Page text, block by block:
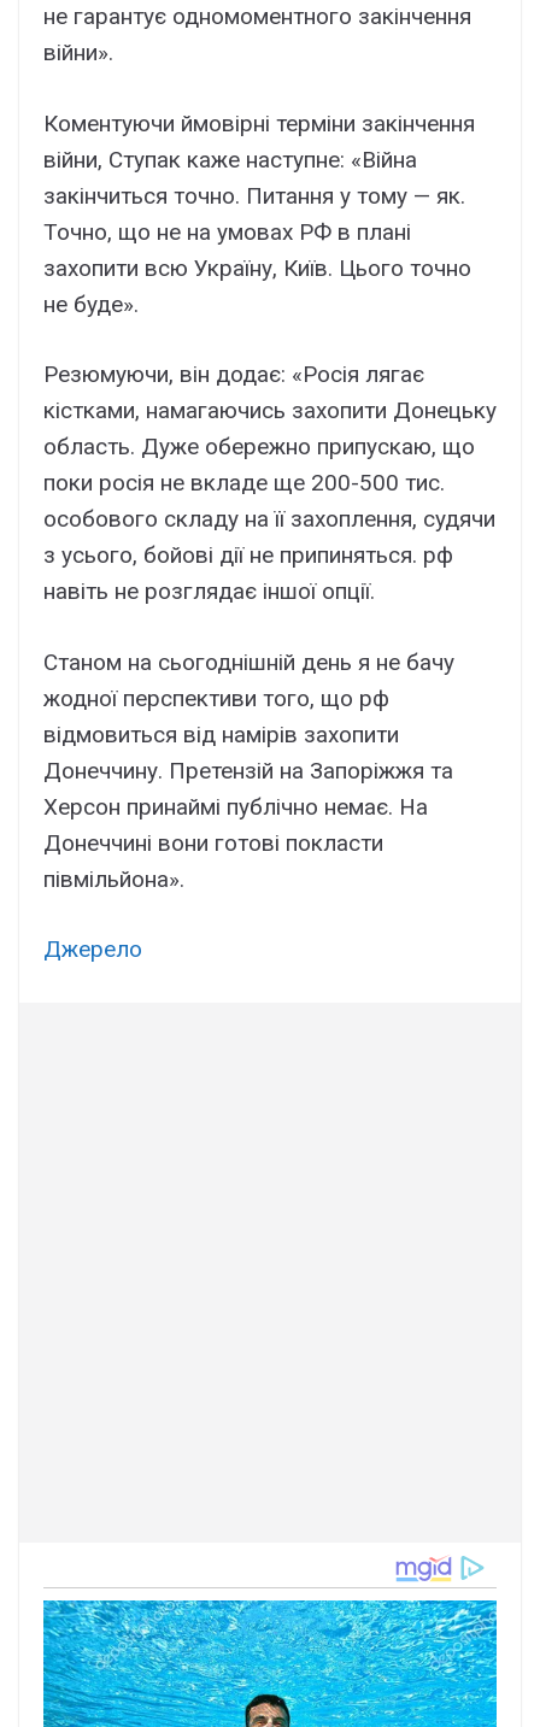
не гарантує одномоментного закінчення
війни».
Коментуючи ймовірні терміни закінчення
війни, Ступак каже наступне: «Війна
закінчиться точно. Питання у тому — як.
Точно, що не на умовах РФ в плані
захопити всю Україну, Київ. Цього точно
не буде».
Резюмуючи, він додає: «Росія лягає
кістками, намагаючись захопити Донецьку
область. Дуже обережно припускаю, що
поки росія не вкладе ще 200-500 тис.
особового складу на її захоплення, судячи
з усього, бойові дії не припиняться. рф
навіть не розглядає іншої опції.
Станом на сьогоднішній день я не бачу
жодної перспективи того, що рф
відмовиться від намірів захопити
Донеччину. Претензій на Запоріжжя та
Херсон принаймі публічно немає. На
Донеччині вони готові покласти
півмільйона».
Джерело